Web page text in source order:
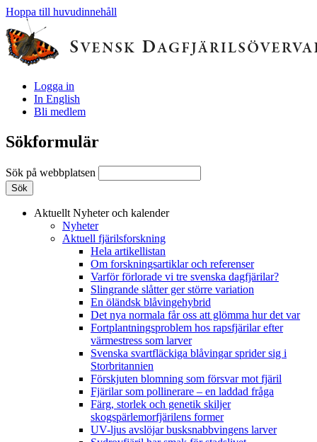
Hoppa till huvudinnehåll
Logga in
In English
Bli medlem
Sökformulär
Sök på webbplatsen
Aktuellt Nyheter och kalender
Nyheter
Aktuell fjärilsforskning
Hela artikellistan
Om forskningsartiklar och referenser
Varför förlorade vi tre svenska dagfjärilar?
Slingrande slåtter ger större variation
En öländsk blåvingehybrid
Det nya normala får oss att glömma hur det var
Fortplantningsproblem hos rapsfjärilar efter
värmestress som larver
Svenska svartfläckiga blåvingar sprider sig i
Storbritannien
Förskjuten blomning som försvar mot fjäril
Fjärilar som pollinerare – en laddad fråga
Färg, storlek och genetik skiljer
skogspärlemorfjärilens former
UV-ljus avslöjar busksnabbvingens larver